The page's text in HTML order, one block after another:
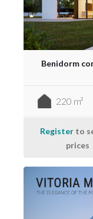
Benidorm
220 m²
Register to
prices